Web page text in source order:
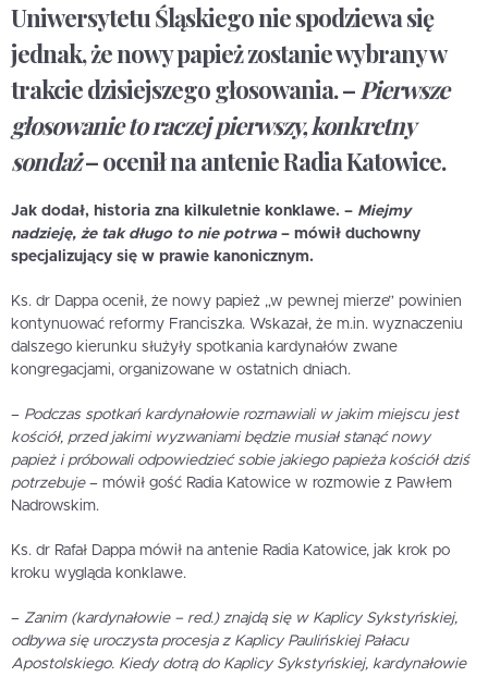
Uniwersytetu Śląskiego nie spodziewa się
jednak, że nowy papież zostanie wybrany w
trakcie dzisiejszego głosowania. –Pierwsze
głosowanie to raczej pierwszy, konkretny
sondaż– ocenił na antenie Radia Katowice.
Jak dodał, historia zna kilkuletnie konklawe. – Miejmy
nadzieję, że tak długo to nie potrwa– mówił duchowny
specjalizujący się w prawie kanonicznym.
Ks. dr Dappa ocenił, że nowy papież „w pewnej mierze” powinien
kontynuować reformy Franciszka. Wskazał, że m.in. wyznaczeniu
dalszego kierunku służyły spotkania kardynałów zwane
kongregacjami, organizowane w ostatnich dniach.
– Podczas spotkań kardynałowie rozmawiali w jakim miejscu jest
kościół, przed jakimi wyzwaniami będzie musiał stanąć nowy
papież i próbowali odpowiedzieć sobie jakiego papieża kościół dziś
potrzebuje – mówił gość Radia Katowice w rozmowie z Pawłem
Nadrowskim.
Ks. dr Rafał Dappa mówił na antenie Radia Katowice, jak krok po
kroku wygląda konklawe.
– Zanim (kardynałowie – red.) znajdą się w Kaplicy Sykstyńskiej,
odbywa się uroczysta procesja z Kaplicy Paulińskiej Pałacu
Apostolskiego. Kiedy dotrą do Kaplicy Sykstyńskiej, kardynałowie